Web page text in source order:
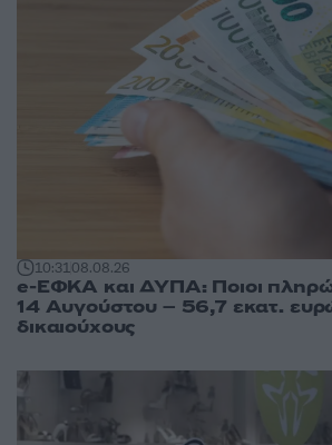
10:3108.08.26
e-ΕΦΚΑ και ΔΥΠΑ: Ποιοι
14 Αυγούστου – 56,7 εκατ.
δικαιούχους